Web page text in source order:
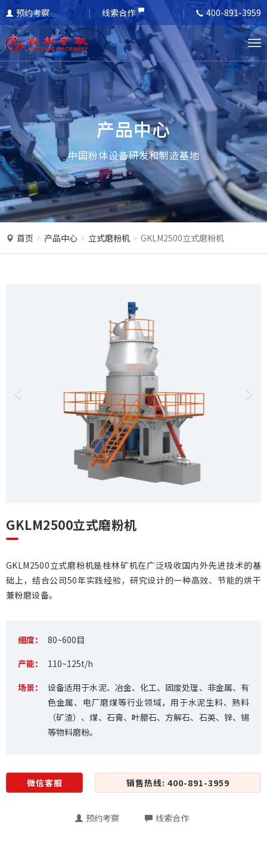
预约考察 线索合作 400-891-3959
T
o
g
g
l
e
n
a
v
i
g
产品中心
中国粉体设备研发和制造基地
首页 产品中心 立式磨粉机 GKLM2500立式磨粉机
o
GKLM2500立式磨粉机
GKLM2500立式磨粉机是桂林矿机在广泛吸收国内外先进技术的基
础上，结合公司50年实践经验，研究设计的一种高效、节能的烘干
兼粉磨设备。
细度：
80~600目
产能：
110~125t/h
场景：
设备适用于水泥、冶金、化工、固废处理、非金属、有
色金属、电厂磨煤等行业领域，用于水泥生料、熟料
（矿渣）、煤、石膏、叶腊石、方解石、石英、锌、锡
等物料磨粉。
微信客服 销售热线: 400-891-3959
预约考察 线索合作